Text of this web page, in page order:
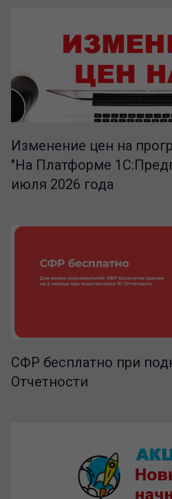
Изменение цен на
"На Платформе
июля 2026 года
СФР бесплатно при
Отчетности